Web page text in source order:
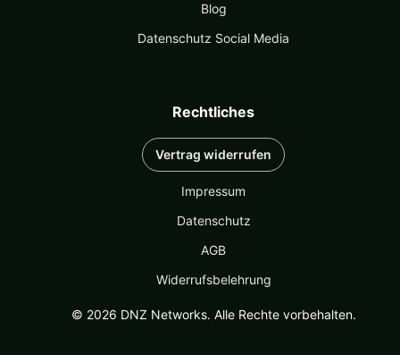
Blog
Datenschutz Social Media
Rechtliches
Vertrag widerrufen
Impressum
Datenschutz
AGB
Widerrufsbelehrung
© 2026 DNZ Networks. Alle Rechte vorbehalten.